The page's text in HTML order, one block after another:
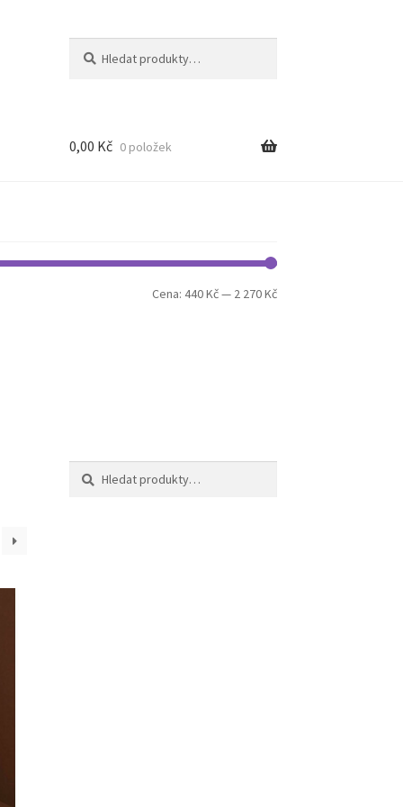
0,00 Kč 0 položek
Minimální
Maximální
Cena: 440 Kč— 2 270 Kč
Hledat:
Hledat